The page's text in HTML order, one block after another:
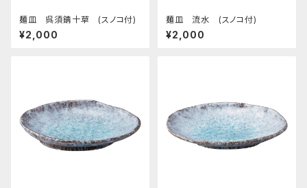
麺皿 呉須錆十草 (スノコ付)
¥2,000
麺皿 流水 (スノコ付)
¥2,000